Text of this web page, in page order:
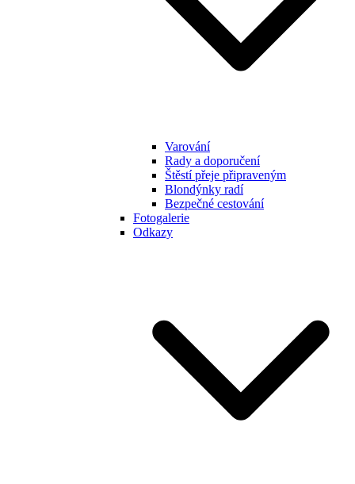
Varování
Rady a doporučení
Štěstí přeje připraveným
Blondýnky radí
Bezpečné cestování
Fotogalerie
Odkazy